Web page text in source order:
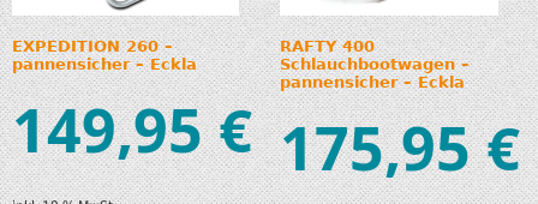
EXPEDITION 260 –
pannensicher – Eckla
149,95€
RAFTY 400
Schlauchbootwagen –
pannensicher – Eckla
175,95€